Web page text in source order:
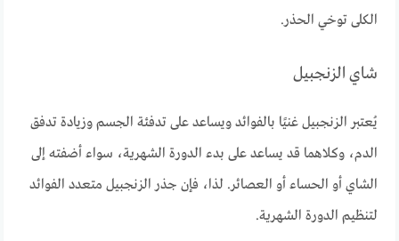
الكلى توخي الحذر.
شاي الزنجبيل
يُعتبر الزنجبيل غنيًا بالفوائد ويساعد على تدفئة الجسم وزيادة تدفق
الدم، وكلاهما قد يساعد على بدء الدورة الشهرية، سواء أضفته إلى
الشاي أو الحساء أو العصائر. لذا، فإن جذر الزنجبيل متعدد الفوائد
لتنظيم الدورة الشهرية.